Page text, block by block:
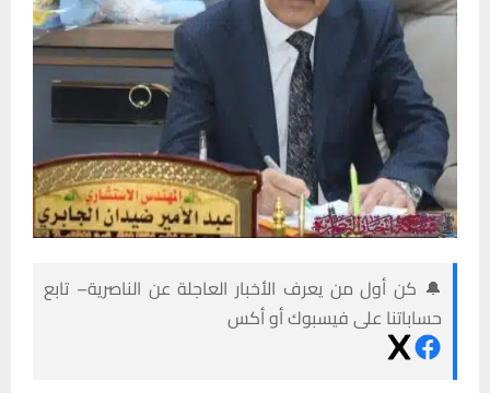
🔔 كن أول من يعرف الأخبار العاجلة عن الناصرية– تابع
حساباتنا على فيسبوك أو أكس